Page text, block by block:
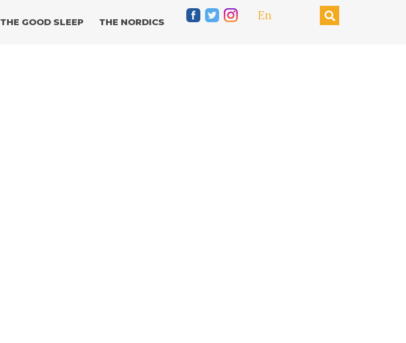
THE GOOD SLEEP THE NORDICS En